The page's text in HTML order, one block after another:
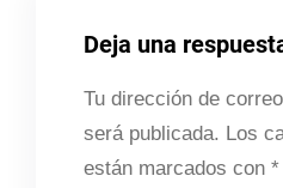
Deja una
Tu dirección de
será publicada. Los
están marcados con *